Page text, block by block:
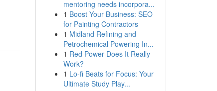
mentoring needs incorpora...
1 Boost Your Business: SEO
for Painting Contractors
1 Midland Refining and
Petrochemical Powering In...
1 Red Power Does It Really
Work?
1 Lo-fi Beats for Focus: Your
Ultimate Study Play...